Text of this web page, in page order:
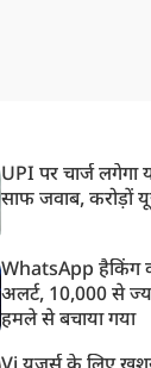
UPI पर चार्ज लगेगा
साफ जवाब, करोड़ों
WhatsApp हैकिंग
अलर्ट, 10,000 से
हमले से बचाया गया